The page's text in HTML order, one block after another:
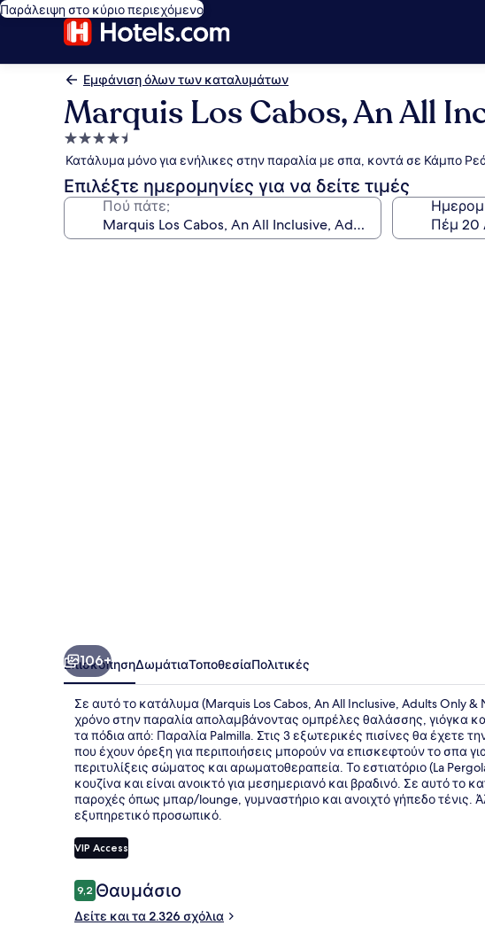
Παράλειψη στο κύριο περιεχόμενο
Εμφάνιση όλων των καταλυμάτων
Marquis Los Cabos, An All
Κατάλυμα
με
4.5
αστέρια
Κατάλυμα μόνο για ενήλικες στην παραλία με σπα, κοντά σε Κάμπο
Επιλέξτε ημερομηνίες για να δείτε τιμές
Πού πάτε;
106+
ΕπισκόπησηΔωμάτιαΤοποθεσίαΠολιτικές
Σε αυτό το κατάλυμα (Marquis Los Cabos, An All Inclusive, Adults Only
χρόνο στην παραλία απολαμβάνοντας ομπρέλες θαλάσσης, γιόγκα
τα πόδια από: Παραλία Palmilla. Στις 3 εξωτερικές πισίνες θα έχετε
που έχουν όρεξη για περιποιήσεις μπορούν να επισκεφτούν το σπα
περιτυλίξεις σώματος και αρωματοθεραπεία. Το εστιατόριο (La
κουζίνα και είναι ανοικτό για μεσημεριανό και βραδινό. Σε αυτό το
παροχές όπως μπαρ/lounge, γυμναστήριο και ανοιχτό γήπεδο τένις.
εξυπηρετικό προσωπικό.
VIP Access
Σχόλια
9,29,2 στα 10
Θαυμάσιο
Δείτε και τα 2.326 σχόλια